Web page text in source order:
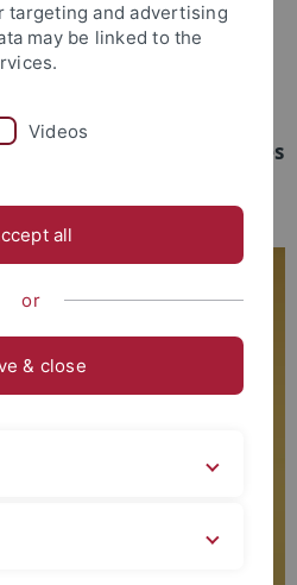
Diakonie?
für kirchliches
targeting and advertising
may be linked to the
Videos
all
or
& close